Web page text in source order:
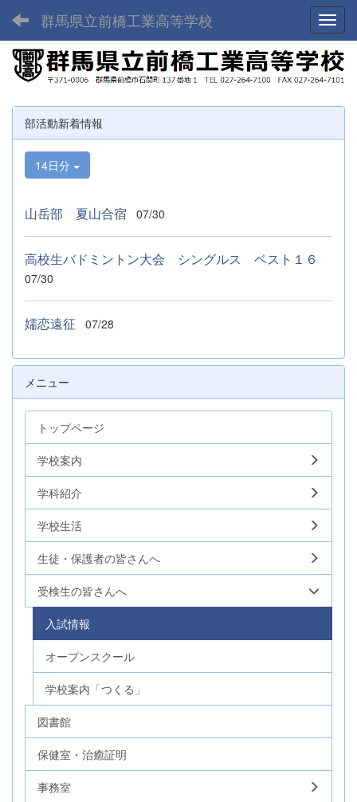
群馬県立前橋工業高等学校
部活動新着情報
14日分
山岳部 夏山合宿 07/30
高校生バドミントン大会 シングルス ベスト１６
07/30
嬬恋遠征 07/28
メニュー
トップページ
学校案内
学科紹介
学校生活
生徒・保護者の皆さんへ
受検生の皆さんへ
入試情報
オープンスクール
学校案内「つくる」
図書館
保健室・治癒証明
事務室